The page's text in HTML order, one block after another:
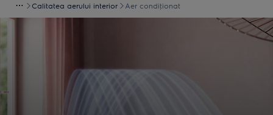
Calitatea aerului interior Aer condiţionat